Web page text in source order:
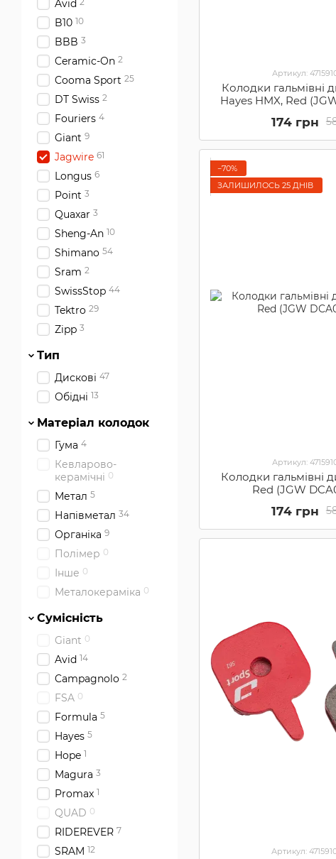
Артикул:
Колодки гальмівні
Hayes HMX, Red
174 грн
−70%
ЗАЛИШИЛОСЬ 25 ДНІВ
Артикул:
Колодки гальмівні
Red (JGW
174 грн
Артикул:
Avid
B10 10
BBB 3
Ceramic-On 2
Cooma Sport 25
DT Swiss 2
Fouriers 4
Giant 9
Jagwire 61
Longus 6
Point 3
Quaxar 3
Sheng-An 10
Shimano 54
Sram 2
SwissStop 44
Tektro 29
Zipp 3
Тип
Дискові 47
Обідні 13
Матеріал колодок
Гума 4
Кевларово-
керамічні 0
Метал 5
Напівметал 34
Органіка 9
Полімер 0
Інше 0
Металокераміка 0
Сумісність
Giant 0
Avid 14
Campagnolo 2
FSA 0
Formula 5
Hayes 5
Hope 1
Magura 3
Promax 1
QUAD 0
RIDEREVER 7
SRAM 12